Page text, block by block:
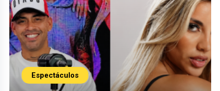
Espectáculos